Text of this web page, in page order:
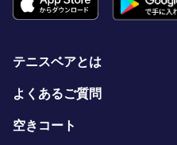
テニスベアとは
よくあるご質問
空きコート